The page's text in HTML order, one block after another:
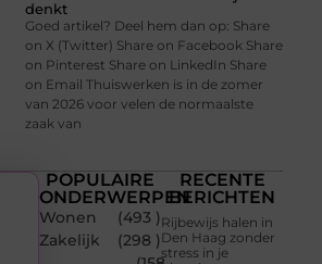
denkt
Goed artikel? Deel hem dan op: Share
on X (Twitter) Share on Facebook Share
on Pinterest Share on LinkedIn Share
on Email Thuiswerken is in de zomer
van 2026 voor velen de normaalste
zaak van
POPULAIRE
ONDERWERPEN
Wonen
(493 )
Zakelijk
(298 )
RECENTE
BERICHTEN
Rijbewijs halen in
Den Haag zonder
stress in je